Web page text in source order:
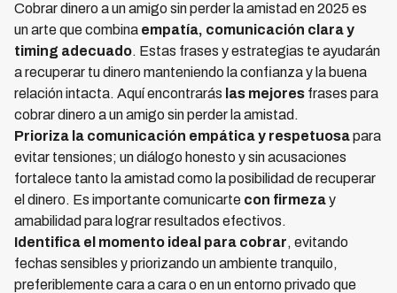
Cobrar dinero a un amigo sin perder la amistad en 2025 es
un arte que combina empatía, comunicación clara y
timing adecuado. Estas frases y estrategias te ayudarán
a recuperar tu dinero manteniendo la confianza y la buena
relación intacta. Aquí encontrarás las mejores frases para
cobrar dinero a un amigo sin perder la amistad.
Prioriza la comunicación empática y respetuosapara
evitar tensiones; un diálogo honesto y sin acusaciones
fortalece tanto la amistad como la posibilidad de recuperar
el dinero. Es importante comunicarte con firmezay
amabilidad para lograr resultados efectivos.
Identifica el momento ideal para cobrar, evitando
fechas sensibles y priorizando un ambiente tranquilo,
preferiblemente cara a cara o en un entorno privado que